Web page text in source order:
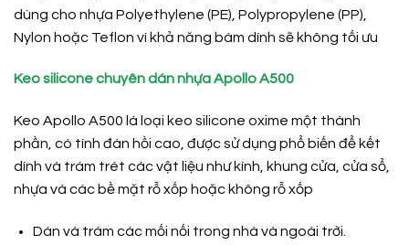
dùng cho nhựa Polyethylene (PE), Polypropylene (PP),
Nylon hoặc Teflon vì khả năng bám dính sẽ không tối ưu
Keo silicone chuyên dán nhựa Apollo A500
Keo Apollo A500 là loại keo silicone oxime một thành
phần, có tính đàn hồi cao, được sử dụng phổ biến để kết
dính và trám trét các vật liệu như kính, khung cửa, cửa sổ,
nhựa và các bề mặt rỗ xốp hoặc không rỗ xốp
Dán và trám các mối nối trong nhà và ngoài trời.